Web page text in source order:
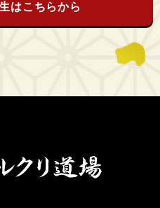
はこちらから